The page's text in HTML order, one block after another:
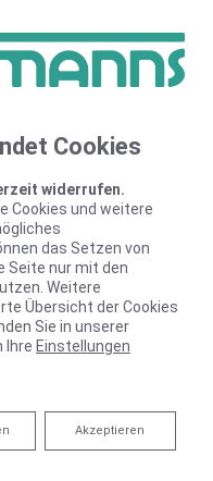
Trinkwassers
gibt es und in welchen
des Trinkwassers
uns aus, führen durch
Chance haben.
Cookies
widerrufen.
Cookies und weitere
das Setzen von
Seite nur mit den
Weitere
Übersicht der Cookies
Sie in unserer
Ihre Einstellungen
Akzeptieren